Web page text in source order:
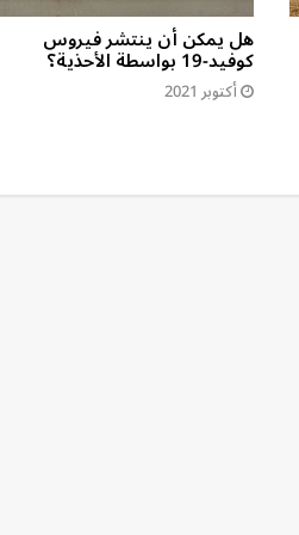
هل يمكن أن ينتشر فيروس
كوفيد-19 بواسطة الأحذية؟
أكتوبر 2021